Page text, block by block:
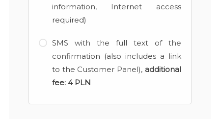
information, Internet access
required)
SMS with the full text of the
confirmation (also includes a link
to the Customer Panel), additional
fee: 4 PLN